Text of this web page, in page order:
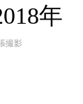
年
撮影